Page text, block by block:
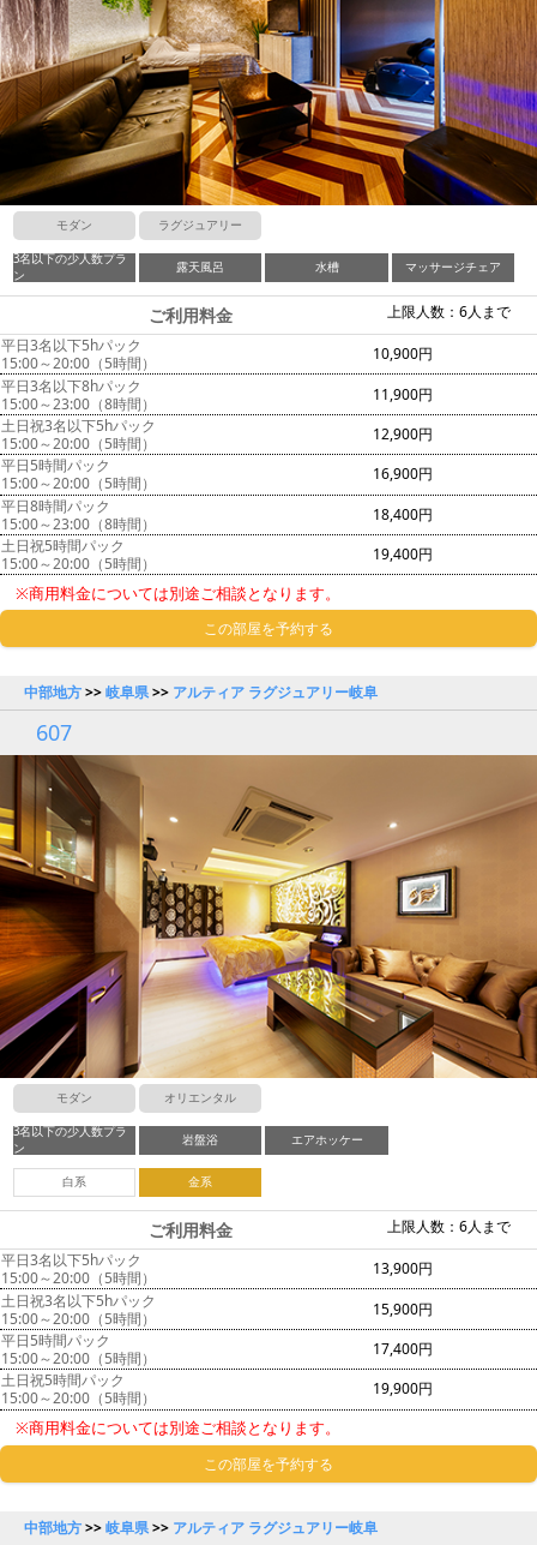
モダン ラグジュアリー
3名以下の少人数プラ
ン
露天風呂 水槽 マッサージチェア
上限人数：6人まで
ご利用料金
平日3名以下5hパック
15:00～20:00（5時間）
10,900円
平日3名以下8hパック
15:00～23:00（8時間）
11,900円
土日祝3名以下5hパック
15:00～20:00（5時間）
12,900円
平日5時間パック
15:00～20:00（5時間）
16,900円
平日8時間パック
15:00～23:00（8時間）
18,400円
土日祝5時間パック
15:00～20:00（5時間）
19,400円
※商用料金については別途ご相談となります。
この部屋を予約する
中部地方>>岐阜県>> アルティア ラグジュアリー岐阜
607
モダン オリエンタル
3名以下の少人数プラ
ン
岩盤浴 エアホッケー
白系 金系
上限人数：6人まで
ご利用料金
平日3名以下5hパック
15:00～20:00（5時間）
13,900円
土日祝3名以下5hパック
15:00～20:00（5時間）
15,900円
平日5時間パック
15:00～20:00（5時間）
17,400円
土日祝5時間パック
15:00～20:00（5時間）
19,900円
※商用料金については別途ご相談となります。
この部屋を予約する
中部地方>>岐阜県>> アルティア ラグジュアリー岐阜